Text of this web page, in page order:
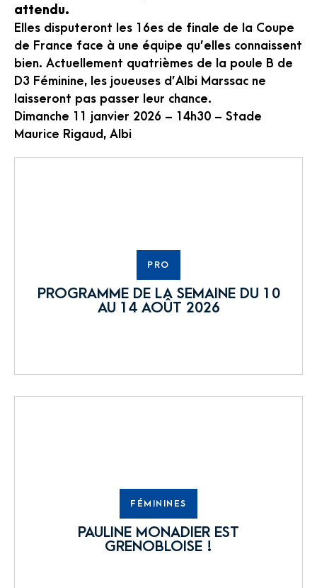
attendu.
Elles disputeront les 16es de finale de la Coupe
de France face à une équipe qu’elles connaissent
bien. Actuellement quatrièmes de la poule B de
D3 Féminine, les joueuses d’Albi Marssac ne
laisseront pas passer leur chance.
Dimanche 11 janvier 2026 – 14h30 – Stade
Maurice Rigaud, Albi
PRO
PROGRAMME DE LA SEMAINE DU 10
AU 14 AOÛT 2026
FÉMININES
PAULINE MONADIER EST
GRENOBLOISE !